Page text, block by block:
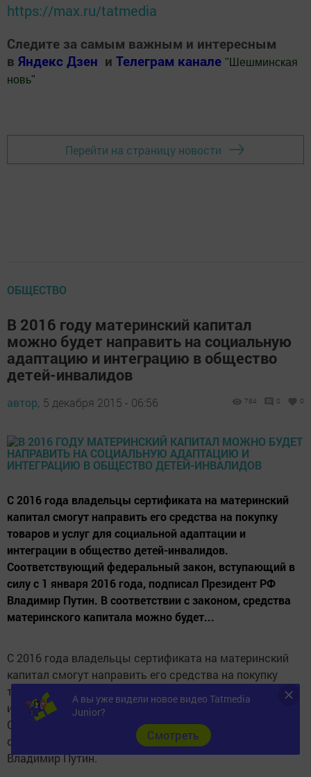
https://max.ru/tatmedia
Следите за самым важным и интересным
в Яндекс Дзен и Телеграм канале " Шешминская
новь"
Перейти на страницу новости
ОБЩЕСТВО
В 2016 году материнский капитал
можно будет направить на социальную
адаптацию и интеграцию в общество
детей-инвалидов
автор, 5 декабря 2015 - 06:56 784 0 0
С 2016 года владельцы сертификата на материнский
капитал смогут направить его средства на покупку
товаров и услуг для социальной адаптации и
интеграции в общество детей-инвалидов.
Соответствующий федеральный закон, вступающий в
силу с 1 января 2016 года, подписал Президент РФ
Владимир Путин. В соответствии с законом, средства
материнского капитала можно будет...
С 2016 года владельцы сертификата на материнский
капитал смогут направить его средства на покупку
товаров и услуг для социальной адаптации и
интеграции в общество детей-инвалидов.
Соответствующий федеральный закон, вступающий в
силу с 1 января 2016 года, подписал Президент РФ
Владимир Путин.
А вы уже видели новое видео Tatmedia
Junior?
Cмотреть